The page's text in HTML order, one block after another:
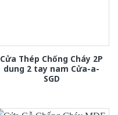
Cửa Thép Chống Cháy 2P
dung 2 tay nam Cửa-a-
SGD